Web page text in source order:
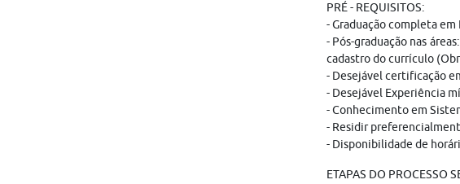
PRÉ - REQUISITOS:
- Graduação completa
- Pós-graduação nas
cadastro do currículo
- Desejável certificação
- Desejável Experiência
- Conhecimento em
- Residir
- Disponibilidade de
ETAPAS DO PROCESSO